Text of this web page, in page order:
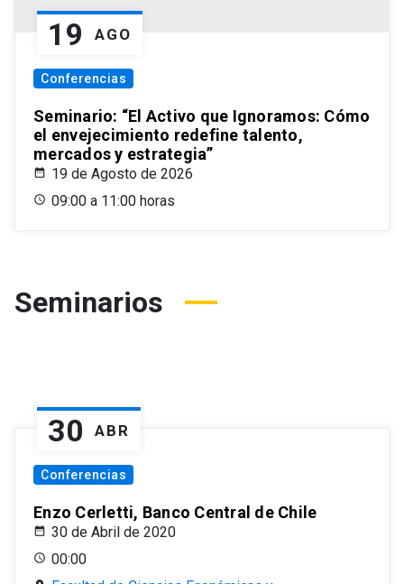
19 AGO
Conferencias
Seminario: “El Activo que Ignoramos: Cómo
el envejecimiento redefine talento,
mercados y estrategia”
19 de Agosto de 2026
09:00 a 11:00 horas
Seminarios
30 ABR
Conferencias
Enzo Cerletti, Banco Central de Chile
30 de Abril de 2020
00:00